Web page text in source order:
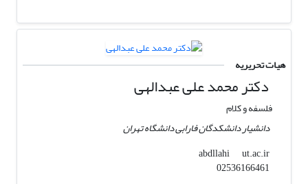
هیات تحریریه
دکتر محمد علی عبدالهی
فلسفه و کلام
دانشیار دانشکدگان فارابی دانشگاه تهران
abdllahi
ut.ac.ir